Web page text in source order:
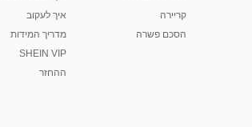
קריירה
הסכם פשרה
איך לעקוב
מדריך המידות
SHEIN VIP
ההחזר